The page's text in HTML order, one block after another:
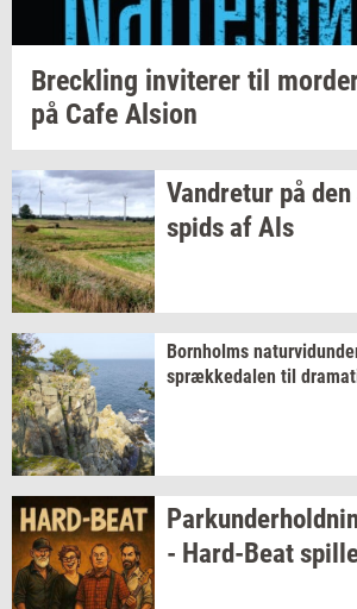
Breck­ling in­vi­te­rer til
på Cafe Al­sion
Van­dre­tur på den
spids af Als
Born­holms
spræk­ke­da­len til
- Hard-​Beat